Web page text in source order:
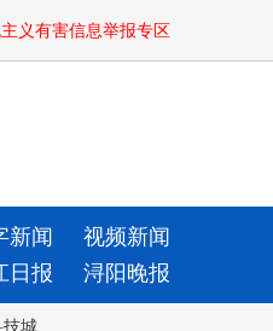
义有害信息举报专区
新闻
视频新闻
日报 浔阳晚报
城